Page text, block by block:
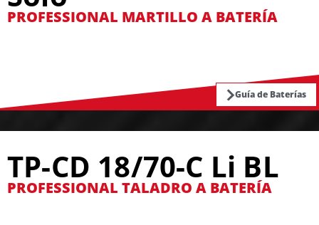
PROFESSIONAL MARTILLO A BATERÍA
Guía de Baterías
TP-CD 18/70-C Li BL
PROFESSIONAL TALADRO A BATERÍA